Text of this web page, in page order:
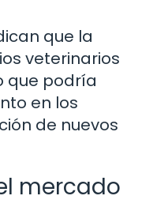
que la
veterinarios
que podría
en los
de nuevos
mercado